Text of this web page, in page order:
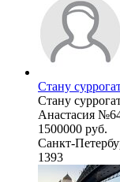
Стану
Стану
Анастасия
1500000 руб.
Санкт-
1393